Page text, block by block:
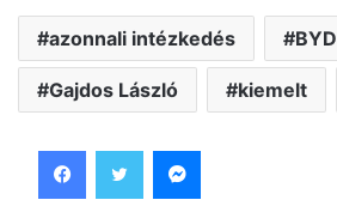
azonnali intézkedés BYD
Gajdos László kiemelt